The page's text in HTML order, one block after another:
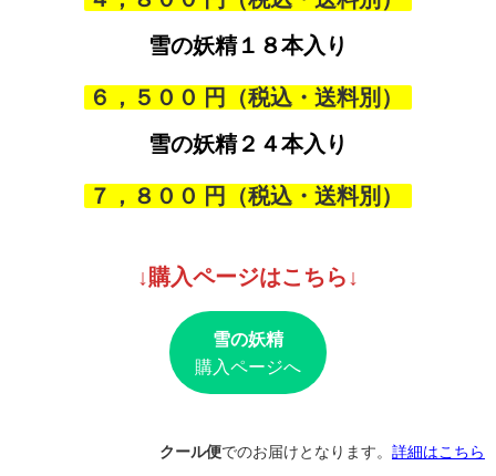
生で食べても甘く美味しかったです
しかったです茹でたら更に甘く大変美味しかったです。大
た。今度は直接 […]
雪の妖精１８本入り
６，５００
雪の妖精２４本入り
７，８００
↓購入ページはこちら↓
雪の妖精
購入ページへ
クール便でのお届けとなります。 詳細はこちら